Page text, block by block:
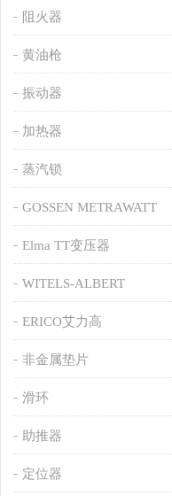
阻火器
黄油枪
振动器
加热器
蒸汽锁
GOSSEN METRAWATT
Elma TT变压器
WITELS-ALBERT
ERICO艾力高
非金属垫片
滑环
助推器
定位器